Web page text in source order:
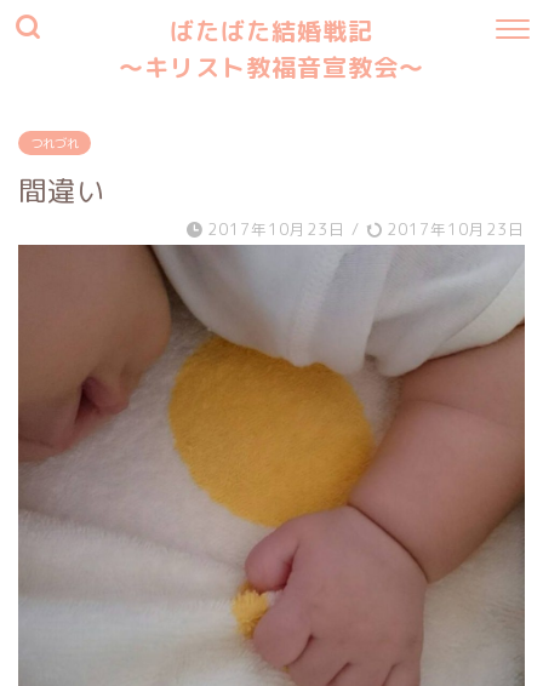
ばたばた結婚戦記
〜キリスト教福音宣教会〜
つれづれ
間違い
2017年10月23日 / 2017年10月23日